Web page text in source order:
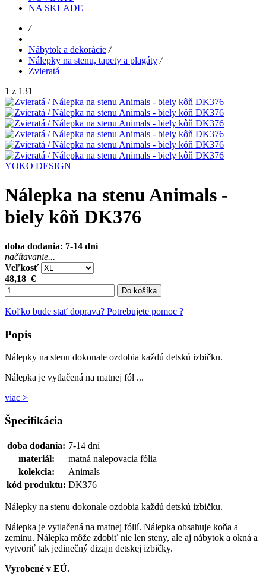
NA SKLADE
/
Nábytok a dekorácie /
Nálepky na stenu, tapety a plagáty /
Zvieratá
1 z 131
YOKO DESIGN
Nálepka na stenu Animals -
biely kôň DK376
doba dodania: 7-14 dní
načítavanie...
Veľkosť
48,18 €
Do košíka
Koľko bude stať doprava? Potrebujete pomoc ?
Popis
Nálepky na stenu dokonale ozdobia každú detskú izbičku.
Nálepka je vytlačená na matnej fól ...
viac >
Špecifikácia
doba dodania: 7-14 dní
materiál:
matná nalepovacia fólia
kolekcia:
Animals
kód produktu: DK376
Nálepky na stenu dokonale ozdobia každú detskú izbičku.
Nálepka je vytlačená na matnej fólií. Nálepka obsahuje koňa a
zeminu. Nálepka môže zdobiť nie len steny, ale aj nábytok a okná a
vytvoriť tak jedinečný dizajn detskej izbičky.
Vyrobené v EÚ.